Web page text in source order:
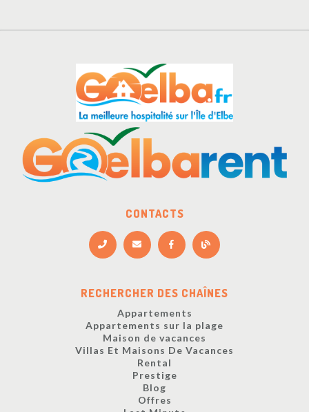
CONTACTS
RECHERCHER DES CHAÎNES
Appartements
Appartements sur la plage
Maison de vacances
Villas Et Maisons De Vacances
Rental
Prestige
Blog
Offres